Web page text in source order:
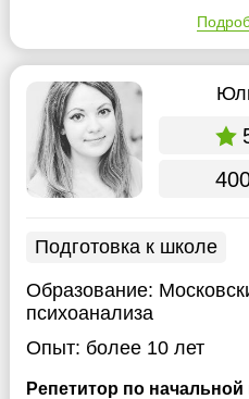
Подготовка к школе
Образование:
психоанализа
Опыт: более 10 лет
Репетитор по начальной